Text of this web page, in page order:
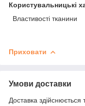
Користувальницькі
Властивості тканини
Приховати
Умови доставки
Доставка здійснюється